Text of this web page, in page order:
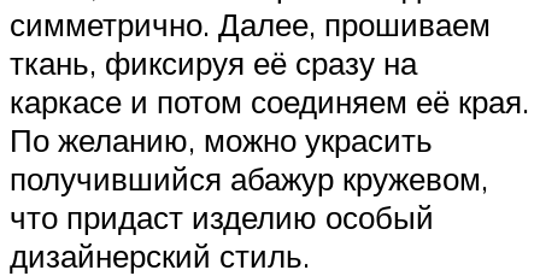
симметрично. Далее, прошиваем
ткань, фиксируя её сразу на
каркасе и потом соединяем её края.
По желанию, можно украсить
получившийся абажур кружевом,
что придаст изделию особый
дизайнерский стиль.